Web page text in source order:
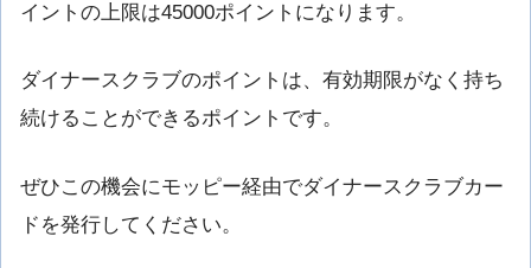
イントの上限は45000ポイントになります。
ダイナースクラブのポイントは、有効期限がなく持ち
続けることができるポイントです。
ぜひこの機会にモッピー経由でダイナースクラブカー
ドを発行してください。